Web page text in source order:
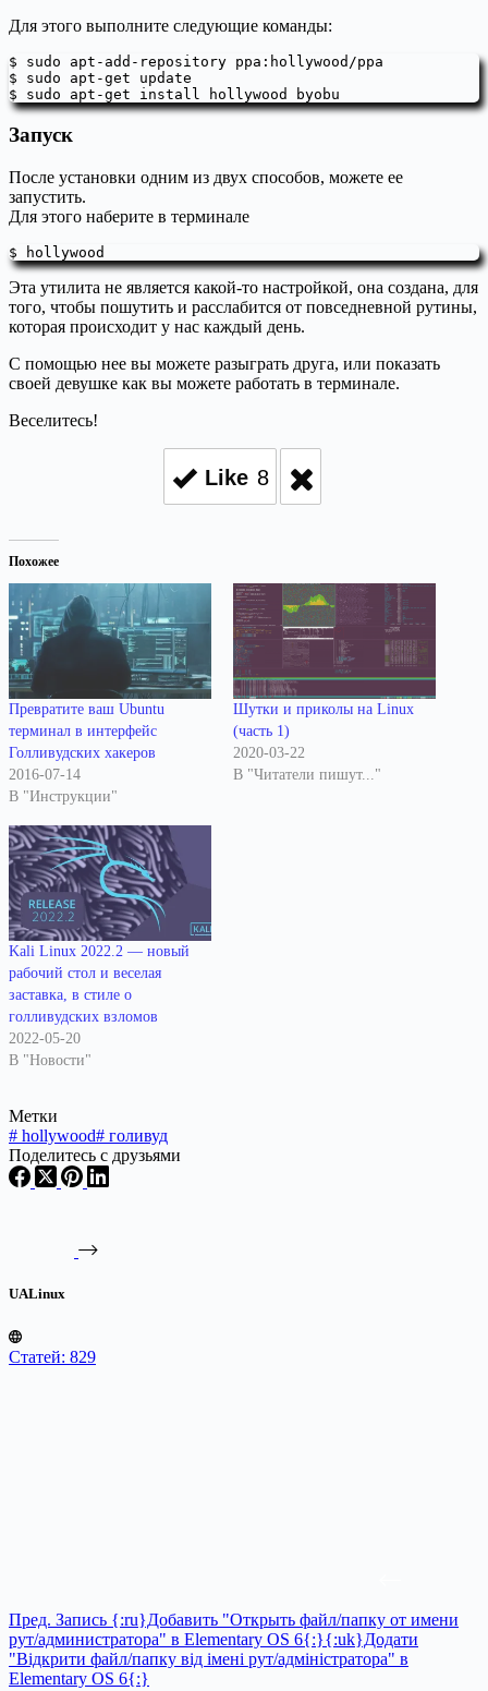
Для этого выполните следующие команды:
$ sudo apt-add-repository ppa:hollywood/ppa
$ sudo apt-get update
$ sudo apt-get install hollywood byobu
Запуск
После установки одним из двух способов, можете ее
запустить.
Для этого наберите в терминале
$ hollywood
Эта утилита не является какой-то настройкой, она создана, для
того, чтобы пошутить и расслабится от повседневной рутины,
которая происходит у нас каждый день.
С помощью нее вы можете разыграть друга, или показать
своей девушке как вы можете работать в терминале.
Веселитесь!
Like 8
Похожее
Превратите ваш Ubuntu
терминал в интерфейс
Голливудских хакеров
2016-07-14
В "Инструкции"
Шутки и приколы на Linux
(часть 1)
2020-03-22
В "Читатели пишут..."
Kali Linux 2022.2 — новый
рабочий стол и веселая
заставка, в стиле о
голливудских взломов
2022-05-20
В "Новости"
Метки
# hollywood# голивуд
Поделитесь с друзьями
UALinux
Статей: 829
Пред. Запись {:ru}Добавить "Открыть файл/папку от имени
рут/администратора" в Elementary OS 6{:}{:uk}Додати
"Відкрити файл/папку від імені рут/адміністратора" в
Elementary OS 6{:}